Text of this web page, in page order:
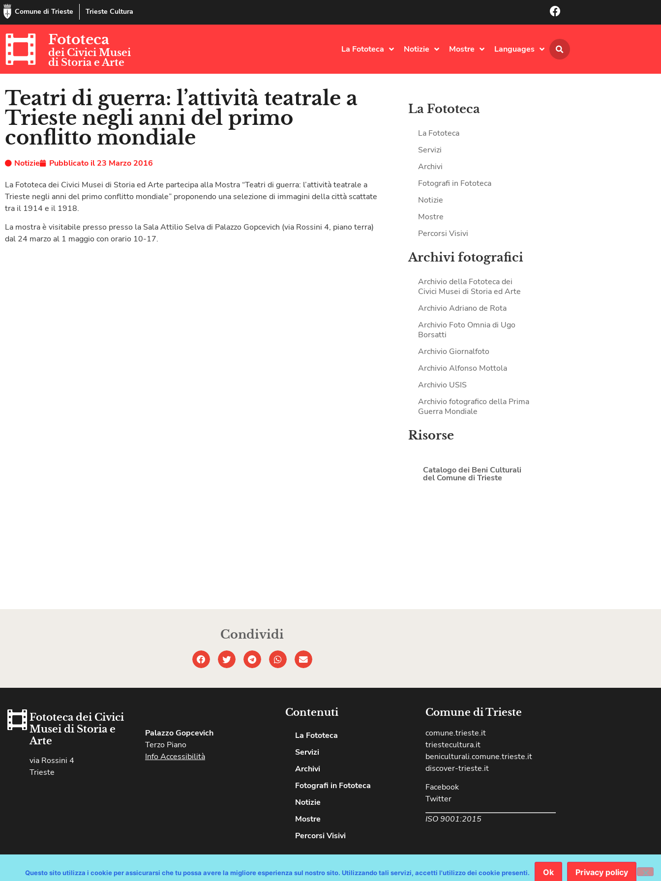
Comune di Trieste Trieste Cultura
Fototeca
dei Civici Musei
di Storia e Arte
La Fototeca Notizie Mostre Languages
Teatri di guerra: l’attività teatrale a
Trieste negli anni del primo
conflitto mondiale
Notizie Pubblicato il 23 Marzo 2016
La Fototeca dei Civici Musei di Storia ed Arte partecipa alla Mostra “Teatri di guerra: l’attività teatrale a
Trieste negli anni del primo conflitto mondiale” proponendo una selezione di immagini della città scattate
tra il 1914 e il 1918.
La mostra è visitabile presso presso la Sala Attilio Selva di Palazzo Gopcevich (via Rossini 4, piano terra)
dal 24 marzo al 1 maggio con orario 10-17.
La Fototeca
La Fototeca
Servizi
Archivi
Fotografi in Fototeca
Notizie
Mostre
Percorsi Visivi
Archivi fotografici
Archivio della Fototeca dei
Civici Musei di Storia ed Arte
Archivio Adriano de Rota
Archivio Foto Omnia di Ugo
Borsatti
Archivio Giornalfoto
Archivio Alfonso Mottola
Archivio USIS
Archivio fotografico della Prima
Guerra Mondiale
Risorse
Catalogo dei Beni Culturali
del Comune di Trieste
Condividi
Fototeca dei Civici
Musei di Storia e
Arte
via Rossini 4
Trieste
Palazzo Gopcevich
Terzo Piano
Info Accessibilità
Contenuti
La Fototeca
Servizi
Archivi
Fotografi in Fototeca
Notizie
Mostre
Percorsi Visivi
Comune di Trieste
comune.trieste.it
triestecultura.it
beniculturali.comune.trieste.it
discover-trieste.it
Facebook
Twitter
ISO 9001:2015
Copyright © Comune di Trieste – partita Iva 00210240321 – tutti i diritti riservati / Progetto e Sviluppo Media Technologies Srl /Feedback/Dichiarazione Accessibilità AGID
Questo sito utilizza i cookie per assicurarsi che tu possa avere la migliore esperienza sul nostro sito. Utilizzando tali servizi, accetti l'utilizzo dei cookie presenti. Ok Privacy policy